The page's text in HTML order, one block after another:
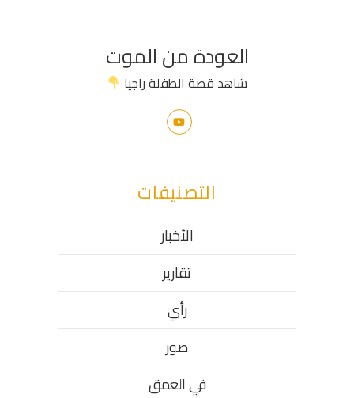
العودة من الموت
شاهد قصة الطفلة راجيا
التصنيفات
الأخبار
تقارير
رأي
صور
في العمق